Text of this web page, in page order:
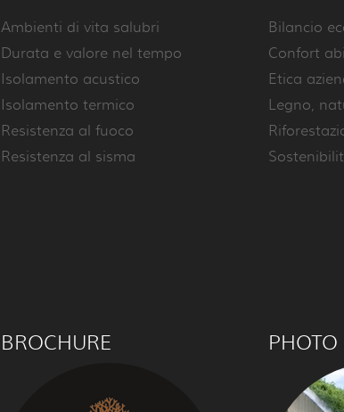
Ambienti di vita salubri
Durata e valore nel tempo
Isolamento acustico
Isolamento termico
Resistenza al fuoco
Resistenza al sisma
Bilancio
Confort
Etica
Legno,
BROCHURE PHOTO